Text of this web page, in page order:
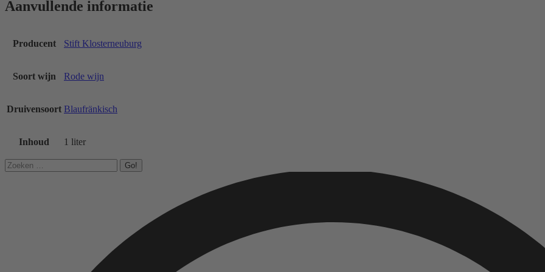
Aanvullende informatie
Producent Stift Klosterneuburg
Soort wijn Rode wijn
Druivensoort Blaufränkisch
Inhoud 1 liter
Search: